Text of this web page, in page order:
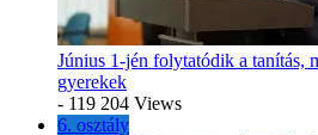
Június 1-jén folytatódik a tanítás,
gyerekek
- 119 204 Views
6. osztály